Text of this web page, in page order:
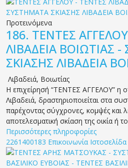
Προτεινόμενα
186. ΤΕΝΤΕΣ
ΛΙΒΑΔΕΙΑ ΒΟΙΩΤΙΑΣ
ΣΚΙΑΣΗΣ ΛΙΒΑΔΕΙΑ
Λιβαδειά, Βοιωτίας
Η επιχείρησή “ΤΕΝΤΕΣ ΑΓΓΕΛΟΥ” η
Λιβαδειά, δραστηριοποιείται στα
παρέχοντας σύγχρονες, κομψές και
αποτελεσματική σκίαση της οικία ή
Περισσότερες πληροφορίες
2261400183 Επικοινωνία Ιστοσελίδα